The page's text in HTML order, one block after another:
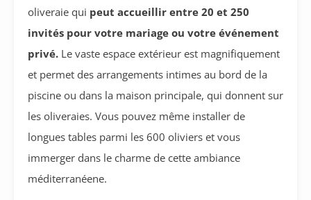
oliveraie qui peut accueillir entre 20 et 250
invités pour votre mariage ou votre événement
privé. Le vaste espace extérieur est magnifiquement
et permet des arrangements intimes au bord de la
piscine ou dans la maison principale, qui donnent sur
les oliveraies. Vous pouvez même installer de
longues tables parmi les 600 oliviers et vous
immerger dans le charme de cette ambiance
méditerranéene.